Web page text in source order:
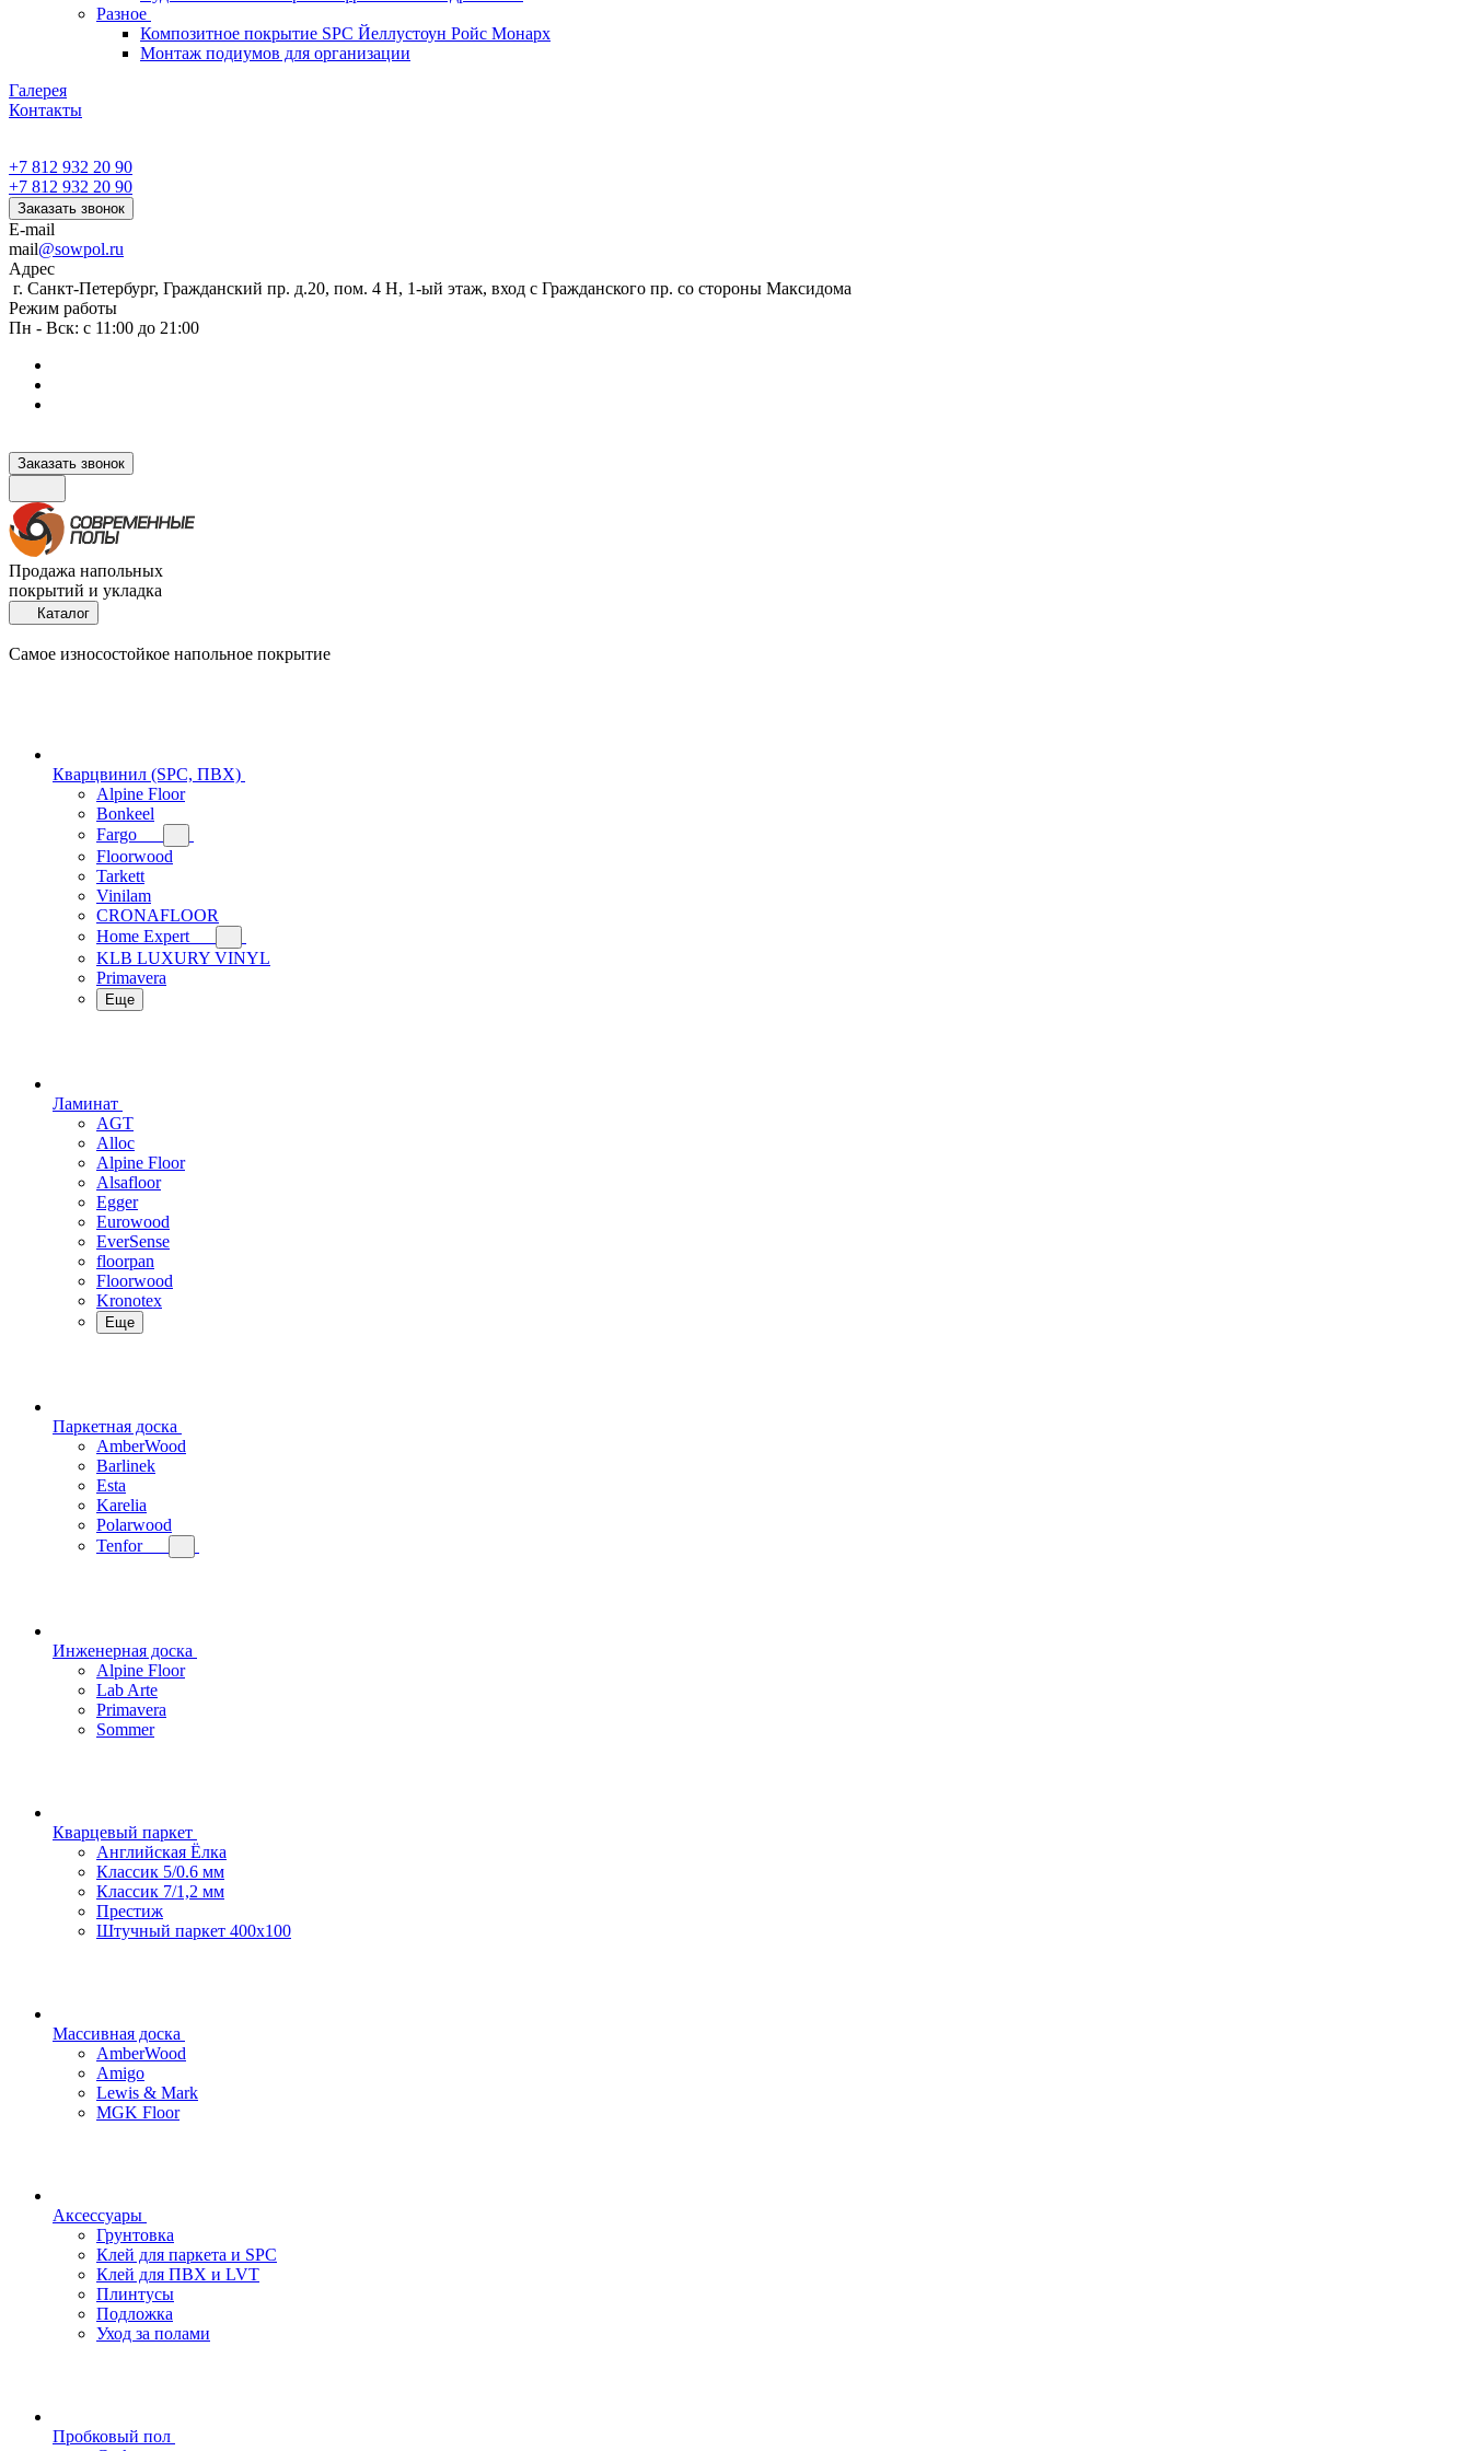
Разное
Композитное покрытие SPC Йеллустоун Ройс Монарх
Монтаж подиумов для организации
Галерея
Контакты
+7 812 932 20 90
+7 812 932 20 90
Заказать звонок
E-mail
mail@sowpol.ru
Адрес
г. Санкт-Петербург, Гражданский пр. д.20, пом. 4 Н, 1-ый этаж, вход с Гражданского пр. со стороны Максидома
Режим работы
Пн - Вск: с 11:00 до 21:00
Заказать звонок
Продажа напольных
покрытий и укладка
Каталог
Самое износостойкое напольное покрытие
Кварцвинил (SPC, ПВХ)
Alpine Floor
Bonkeel
Fargo
Floorwood
Tarkett
Vinilam
CRONAFLOOR
Home Expert
KLB LUXURY VINYL
Primavera
Еще
Ламинат
AGT
Alloc
Alpine Floor
Alsafloor
Egger
Eurowood
EverSense
floorpan
Floorwood
Kronotex
Еще
Паркетная доска
AmberWood
Barlinek
Esta
Karelia
Polarwood
Tenfor
Инженерная доска
Alpine Floor
Lab Arte
Primavera
Sommer
Кварцевый паркет
Английская Ёлка
Классик 5/0.6 мм
Классик 7/1,2 мм
Престиж
Штучный паркет 400x100
Массивная доска
AmberWood
Amigo
Lewis & Mark
MGK Floor
Аксессуары
Грунтовка
Клей для паркета и SPC
Клей для ПВХ и LVT
Плинтусы
Подложка
Уход за полами
Пробковый пол